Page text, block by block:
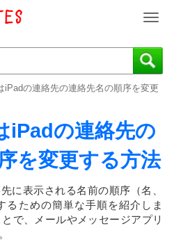
T
g
g
e
a
v
i
g
i
iPadの連絡先の連絡先名の順序を変更
iPadの連絡先の
を変更する方法
に表示される名前の順序（名、
るための簡単な手順を紹介しま
で、メールやメッセージアプリ